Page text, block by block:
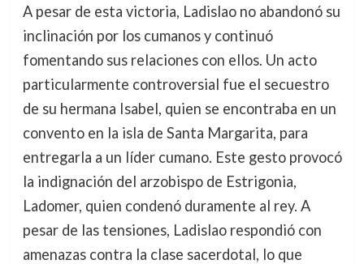
A pesar de esta victoria, Ladislao no abandonó su
inclinación por los cumanos y continuó
fomentando sus relaciones con ellos. Un acto
particularmente controversial fue el secuestro
de su hermana Isabel, quien se encontraba en un
convento en la isla de Santa Margarita, para
entregarla a un líder cumano. Este gesto provocó
la indignación del arzobispo de Estrigonia,
Ladomer, quien condenó duramente al rey. A
pesar de las tensiones, Ladislao respondió con
amenazas contra la clase sacerdotal, lo que